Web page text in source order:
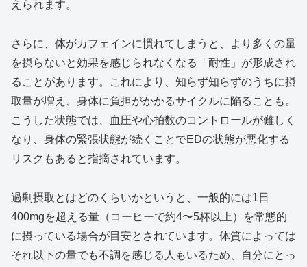
えられます。
さらに、体がカフェインに慣れてしまうと、より多くの量
を摂らないと効果を感じられなくなる「耐性」が形成され
ることがあります。これにより、知らず知らずのうちに摂
取量が増え、身体に負担がかかるサイクルに陥ることも。
こうした状態では、血圧や心拍数のコントロールが難しく
なり、身体の緊張状態が続くことでEDの状態が悪化する
リスクもあると指摘されています。
過剰摂取とはどのくらいかというと、一般的には1日
400mgを超える量（コーヒーで約4〜5杯以上）を常態的
に摂っている場合が目安とされています。体質によっては
それ以下の量でも不調を感じる人もいるため、自分にとっ